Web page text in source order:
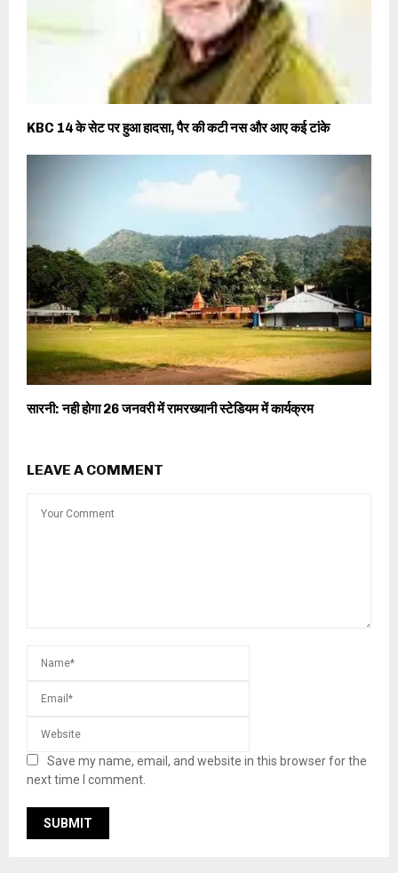
KBC 14 के सेट पर हुआ हादसा, पैर की कटी नस और आए कई टांके
सारनी: नही होगा 26 जनवरी में रामरख्यानी स्टेडियम में कार्यक्रम
LEAVE A COMMENT
Save my name, email, and website in this browser for the
next time I comment.